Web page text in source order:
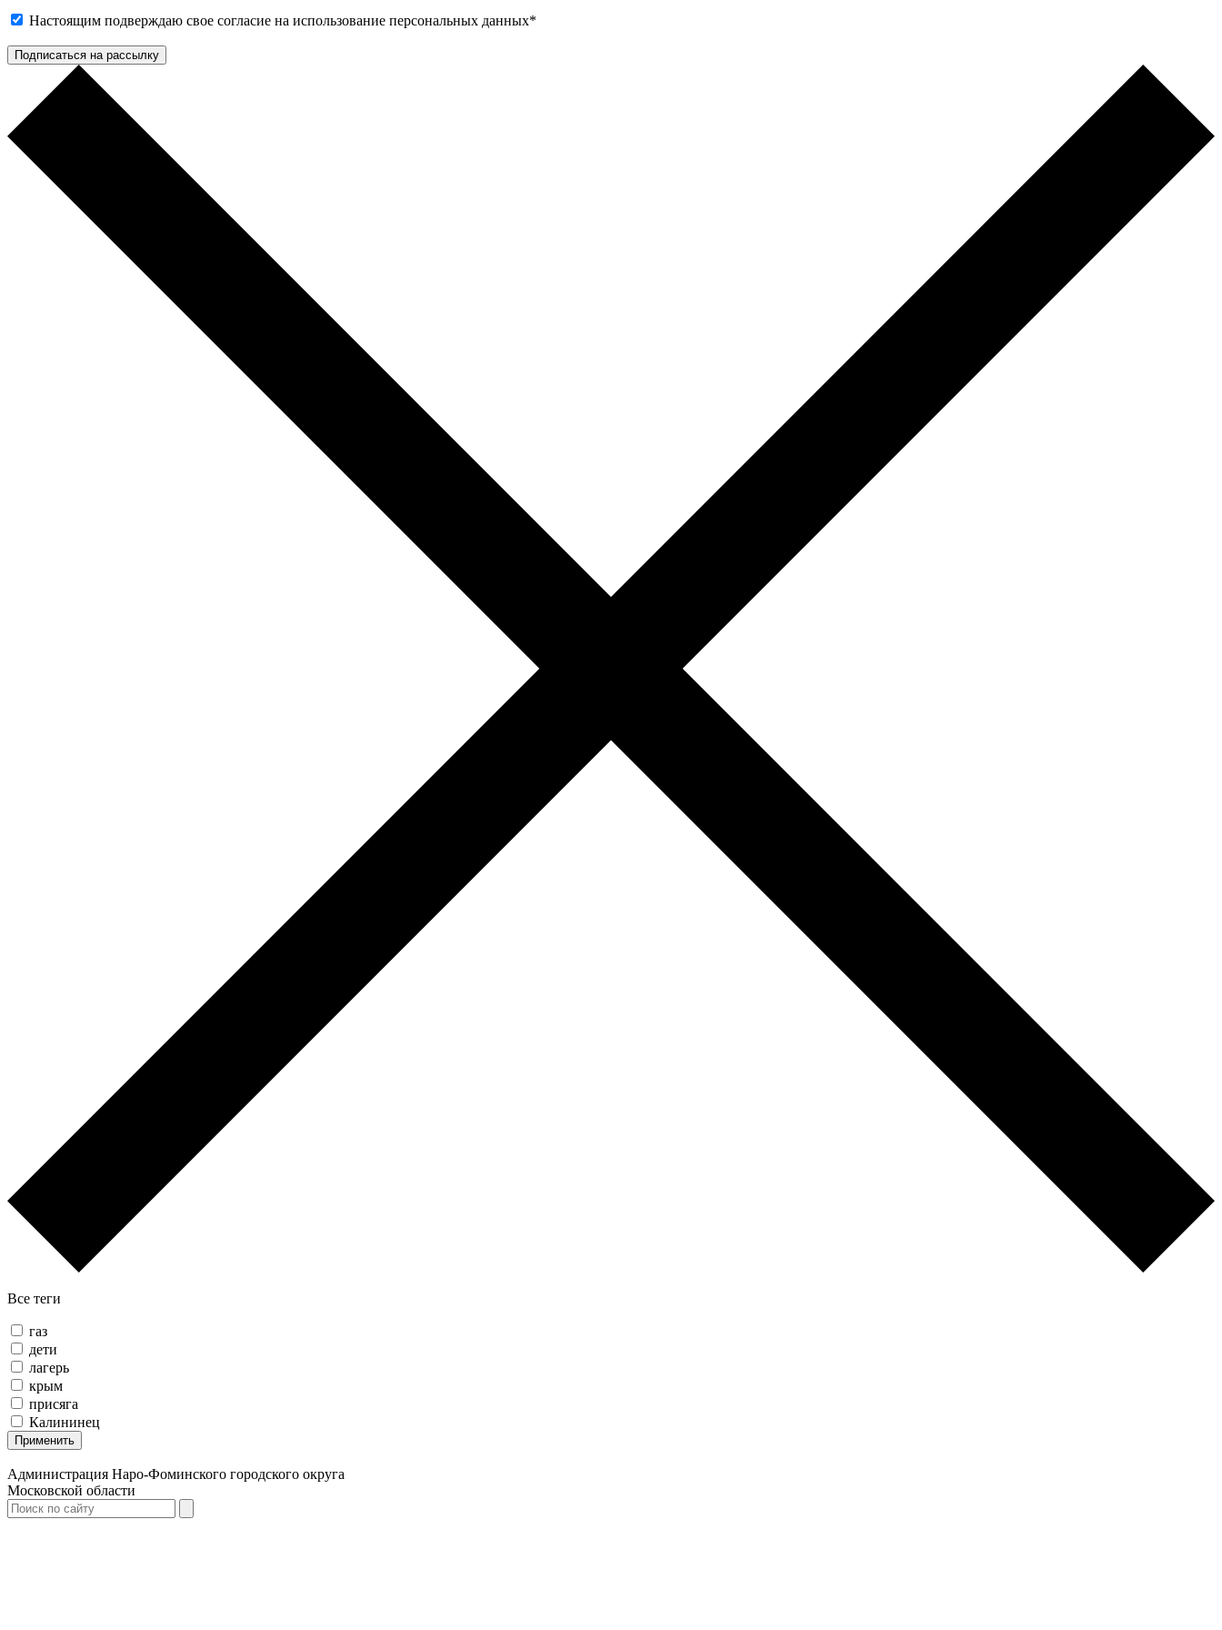
Настоящим подверждаю свое согласие на использование персональных данных*
Подписаться на рассылку
Все теги
газ
дети
лагерь
крым
присяга
Калининец
Применить
Администрация Наро-Фоминского городского округа
Московской области